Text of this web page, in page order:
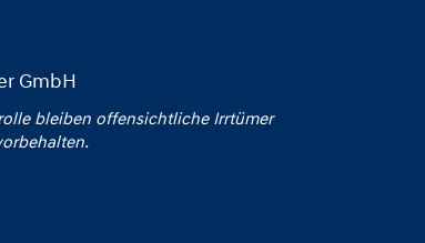
GmbH
bleiben offensichtliche Irrtümer